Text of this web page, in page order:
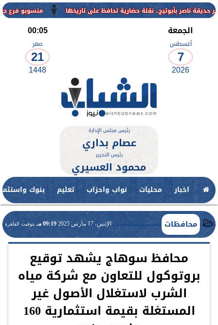
منسوبو فرع جامعة الأزهر
الجمعة
أغسطس
7
2026
00:05
صفر
21
1448
رئيس مجلس الإدارة
عصام بداري
رئيس التحرير
محمود العسيري
اخبار محليات نواب واحزاب تعليم بنوك
محافظات الإثنين، 17 مارس 2025 09:19 مـ بتوقيت القاهرة
محافظ سوهاج يشهد توقيع
بروتوكول للتعاون مع شركة مياه
الشرب لاستغلال الأصول غير
المستغلة بقيمة استثمارية 160